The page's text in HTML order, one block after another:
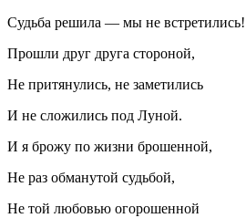
Судьба решила — мы не встретились!
Прошли друг друга стороной,
Не притянулись, не заметились
И не сложились под Луной.
И я брожу по жизни брошенной,
Не раз обманутой судьбой,
Не той любовью огорошенной